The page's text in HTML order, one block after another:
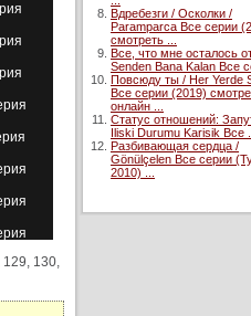
129, 130,
Вдребезги / Осколки /
Paramparca Все серии
смотреть ...
Все, что мне осталось
Senden Bana Kalan Все
Повсюду ты / Her Yerde
Все серии (2019)
онлайн ...
Статус отношений:
Iliski Durumu Karisik Все ...
Разбивающая сердца /
Gönülçelen Все серии
2010) ...